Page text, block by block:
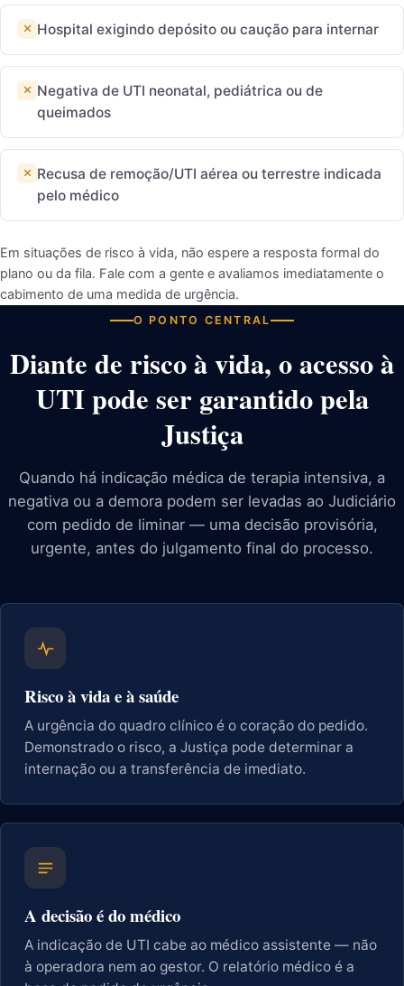
Hospital exigindo depósito ou caução para internar
Negativa de UTI neonatal, pediátrica ou de
queimados
Recusa de remoção/UTI aérea ou terrestre indicada
pelo médico
Em situações de risco à vida, não espere a resposta formal do
plano ou da fila. Fale com a gente e avaliamos imediatamente o
cabimento de uma medida de urgência.
O PONTO CENTRAL
Diante de risco à vida, o acesso à
UTI pode ser garantido pela
Justiça
Quando há indicação médica de terapia intensiva, a
negativa ou a demora podem ser levadas ao Judiciário
com pedido de liminar — uma decisão provisória,
urgente, antes do julgamento final do processo.
Risco à vida e à saúde
A urgência do quadro clínico é o coração do pedido.
Demonstrado o risco, a Justiça pode determinar a
internação ou a transferência de imediato.
A decisão é do médico
A indicação de UTI cabe ao médico assistente — não
à operadora nem ao gestor. O relatório médico é a